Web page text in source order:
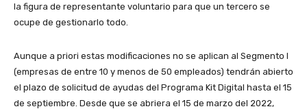
la figura de representante voluntario para que un tercero se
ocupe de gestionarlo todo.
Aunque a priori estas modificaciones no se aplican al Segmento I
(empresas de entre 10 y menos de 50 empleados) tendrán abierto
el plazo de solicitud de ayudas del Programa Kit Digital hasta el 15
de septiembre. Desde que se abriera el 15 de marzo del 2022,